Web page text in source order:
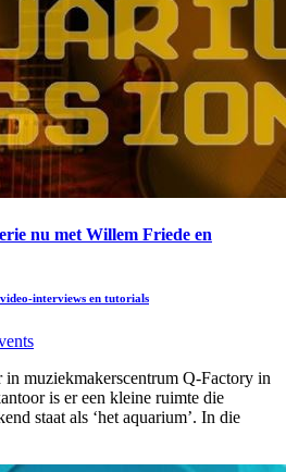
nu met Willem Friede en
interviews en tutorials
muziekmakerscentrum Q-Factory in
is er een kleine ruimte die
staat als ‘het aquarium’. In die